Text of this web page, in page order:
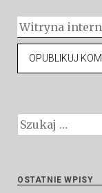
Szukaj:
OSTATNIE WPISY